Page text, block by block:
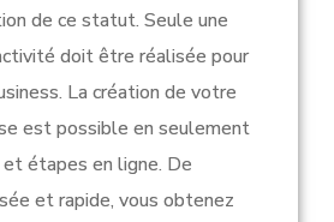
de ce statut. Seule une
doit être réalisée pour
La création de votre
est possible en seulement
étapes en ligne. De
et rapide, vous obtenez